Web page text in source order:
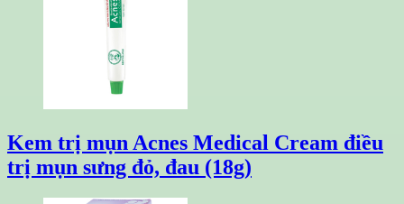
Kem trị mụn Acnes Medical Cream điều
trị mụn sưng đỏ, đau (18g)